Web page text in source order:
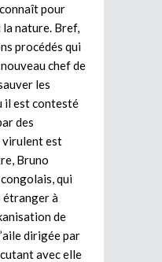
pour
la nature. Bref,
procédés qui
chef de
les
il est contesté
des
virulent est
Bruno
qui
étranger à
de
dirigée par
avec elle